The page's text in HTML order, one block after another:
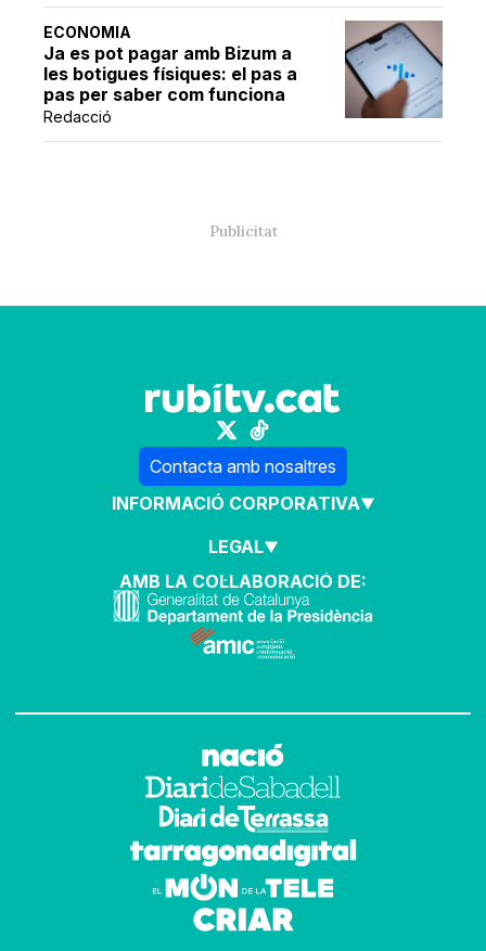
ECONOMIA
Ja es pot pagar amb Bizum a
les botigues físiques: el pas a
pas per saber com funciona
Redacció
Contacta amb nosaltres
INFORMACIÓ CORPORATIVA
LEGAL
AMB LA COL·LABORACIÓ DE: